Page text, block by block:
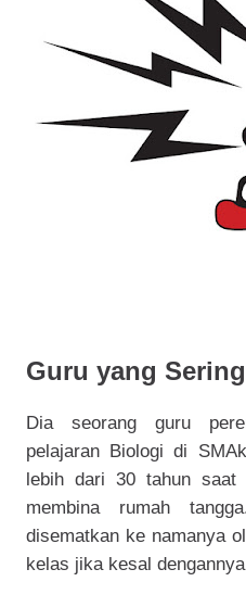
Guru yang
Dia seorang guru
pelajaran Biologi di
lebih dari 30 tahun saat
membina rumah
disematkan ke namanya
kelas jika kesal